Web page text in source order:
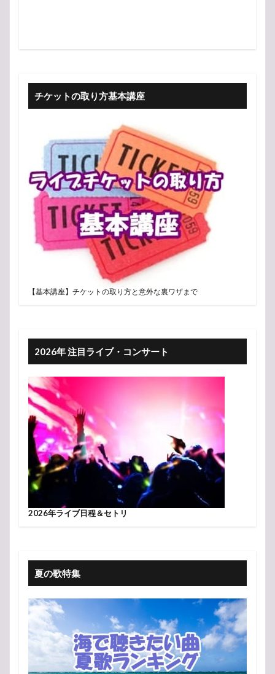
チケットの取り方基本講座
【基本講座】チケットの取り方と意外な裏ワザまで
2026年 注目ライブ・コンサート
2026年ライブ日程＆セトリ
夏の歌特集